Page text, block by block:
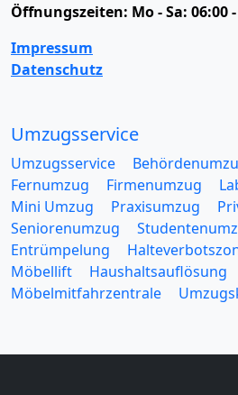
Öffnungszeiten: Mo - Sa: 06:00
Impressum
Datenschutz
Umzugsservice
Umzugsservice
Fernumzug
Firmenumzug
Mini Umzug
Praxisumzug
Seniorenumzug
Entrümpelung
Möbellift
Haushaltsauflösung
Möbelmitfahrzentrale